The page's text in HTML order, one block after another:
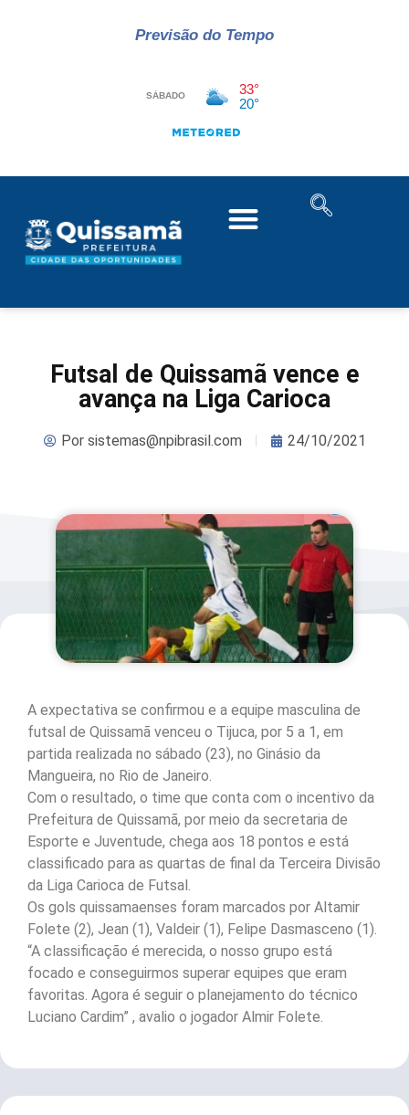
Previsão do Tempo
Futsal de Quissamã vence e
avança na Liga Carioca
Porsistemas@npibrasil.com 24/10/2021
A expectativa se confirmou e a equipe masculina de
futsal de Quissamã venceu o Tijuca, por 5 a 1, em
partida realizada no sábado (23), no Ginásio da
Mangueira, no Rio de Janeiro.
Com o resultado, o time que conta com o incentivo da
Prefeitura de Quissamã, por meio da secretaria de
Esporte e Juventude, chega aos 18 pontos e está
classificado para as quartas de final da Terceira Divisão
da Liga Carioca de Futsal.
Os gols quissamaenses foram marcados por Altamir
Folete (2), Jean (1), Valdeir (1), Felipe Dasmasceno (1).
“A classificação é merecida, o nosso grupo está
focado e conseguirmos superar equipes que eram
favoritas. Agora é seguir o planejamento do técnico
Luciano Cardim” , avalio o jogador Almir Folete.